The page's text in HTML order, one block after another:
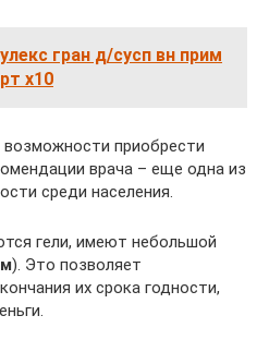
гран д/сусп вн прим
x10
приобрести
врача – еще одна из
среди населения.
гели, имеют небольшой
). Это позволяет
их срока годности,